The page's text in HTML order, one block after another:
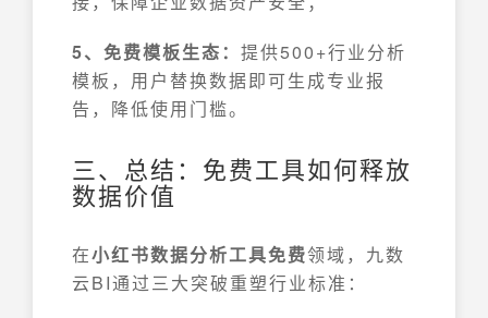
5、免费模板生态： 提供500+行业分析
模板，用户替换数据即可生成专业报
告，降低使用门槛。
三、总结：免费工具如何释放
数据价值
在小红书数据分析工具免费领域，九数
云BI通过三大突破重塑行业标准：